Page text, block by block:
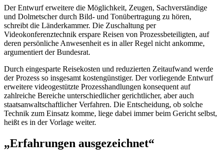
Der Entwurf erweitere die Möglichkeit, Zeugen, Sachverständige
und Dolmetscher durch Bild- und Tonübertragung zu hören,
schreibt die Länderkammer. Die Zuschaltung per
Videokonferenztechnik erspare Reisen von Prozessbeteiligten, auf
deren persönliche Anwesenheit es in aller Regel nicht ankomme,
argumentiert der Bundesrat.
Durch eingesparte Reisekosten und reduzierten Zeitaufwand werde
der Prozess so insgesamt kostengünstiger. Der vorliegende Entwurf
erweitere videogestützte Prozesshandlungen konsequent auf
zahlreiche Bereiche unterschiedlicher gerichtlicher, aber auch
staatsanwaltschaftlicher Verfahren. Die Entscheidung, ob solche
Technik zum Einsatz komme, liege dabei immer beim Gericht selbst,
heißt es in der Vorlage weiter.
„Erfahrungen ausgezeichnet“